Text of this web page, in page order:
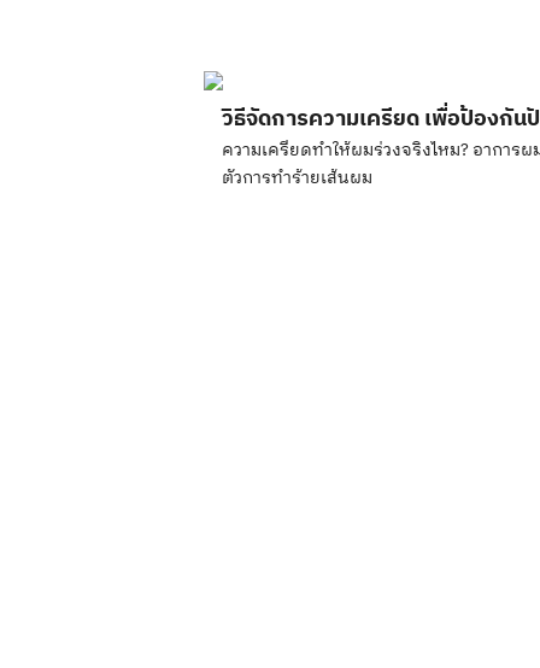
วิธีจัดการความเครียด เพื่อป้องกั
ความเครียดทำให้ผมร่วงจริงไหม? อาการ
ตัวการทำร้ายเส้นผม